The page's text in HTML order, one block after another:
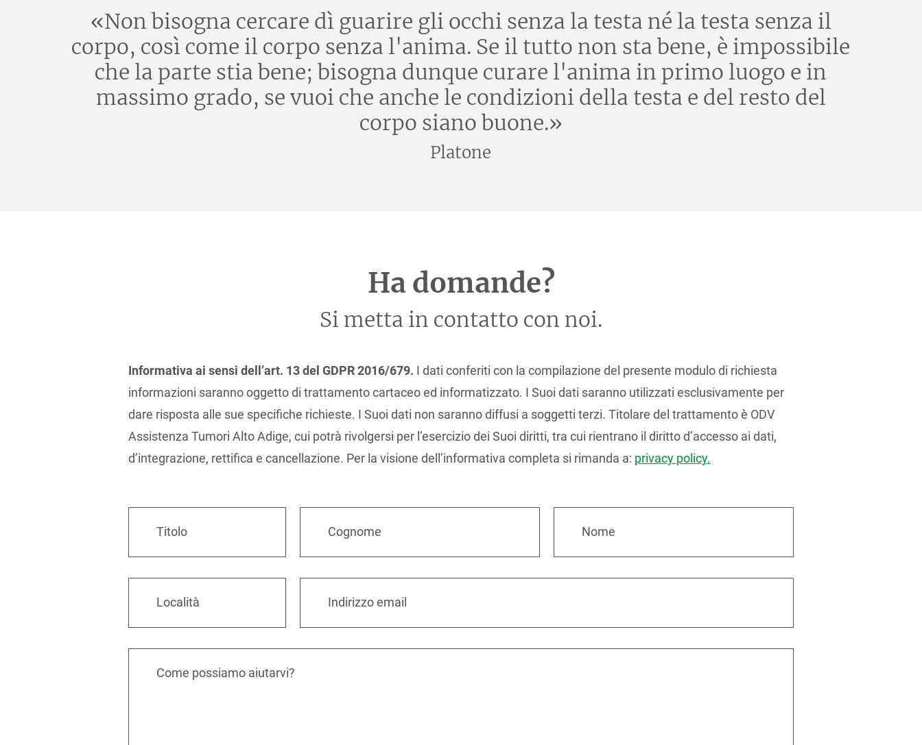
«Non bisogna cercare dì guarire gli occhi senza la testa né la testa senza il
corpo, così come il corpo senza l'anima. Se il tutto non sta bene, è impossibile
che la parte stia bene; bisogna dunque curare l'anima in primo luogo e in
massimo grado, se vuoi che anche le condizioni della testa e del resto del
corpo siano buone.»
Platone
Ha domande?
Si metta in contatto con noi.
Informativa ai sensi dell’art. 13 del GDPR 2016/679. I dati conferiti con la compilazione del presente modulo di richiesta
informazioni saranno oggetto di trattamento cartaceo ed informatizzato. I Suoi dati saranno utilizzati esclusivamente per
dare risposta alle sue specifiche richieste. I Suoi dati non saranno diffusi a soggetti terzi. Titolare del trattamento è ODV
Assistenza Tumori Alto Adige, cui potrà rivolgersi per l’esercizio dei Suoi diritti, tra cui rientrano il diritto d’accesso ai dati,
d’integrazione, rettifica e cancellazione. Per la visione dell’informativa completa si rimanda a: privacy policy.
Titolo Cognome Nome
Località Indirizzo email
Come possiamo aiutarvi?